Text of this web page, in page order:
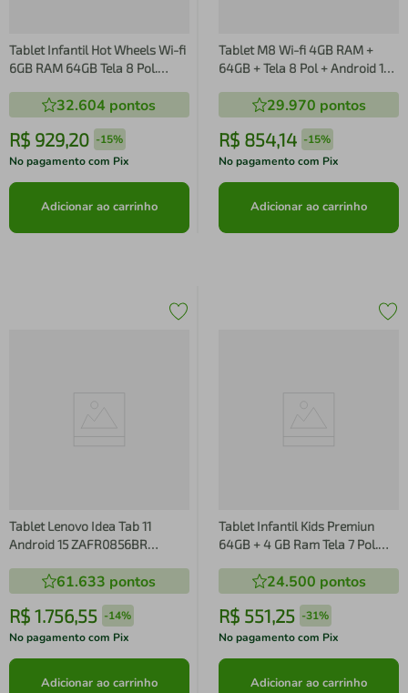
Tablet Infantil Hot Wheels Wi-fi
6GB RAM 64GB Tela 8 Pol.
NB435 NB435
32.604 pontos
R$ 929,20 -15%
No pagamento com Pix
Adicionar ao carrinho
Tablet M8 Wi-fi 4GB RAM +
64GB + Tela 8 Pol + Android 13
NB426 29.970 pontos
R$ 854,14 -15%
No pagamento com Pix
Adicionar ao carrinho
Tablet Lenovo Idea Tab 11
Android 15 ZAFR0856BR
8MP Caneta Capa Protetora
Luna Grey
61.633 pontos
R$ 1.756,55 -14%
No pagamento com Pix
Adicionar ao carrinho
Tablet Infantil Kids Premiun
64GB + 4 GB Ram Tela 7 Pol.
24.500 pontos
R$ 551,25 -31%
No pagamento com Pix
Adicionar ao carrinho